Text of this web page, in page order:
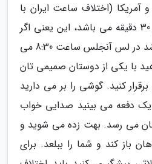
آمریکا (اختلاف ساعت ایران با
لس آنجلس) 10 ساعت و 30 دقیقه می باشد، این یعنی اگر
در ایران ساعت 7 شب باشد در لس آنجلس ساعت 8:30 می
با یکی از دوستان صمیمی تان
کنید. گوشی را بر می دارید
یک دفعه می بینید صدایی خواب
می رسد. بهت زده می شوید و
باز کند و شما را ببلعد. برای